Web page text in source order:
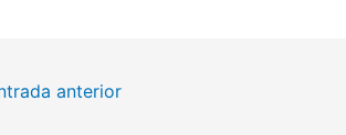
anterior